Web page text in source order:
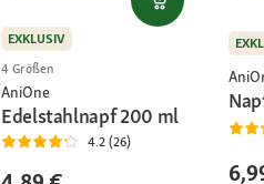
EXKLUSIV
4 Größen
AniOne
Edelstahlnapf 200 ml
4.2 (26)